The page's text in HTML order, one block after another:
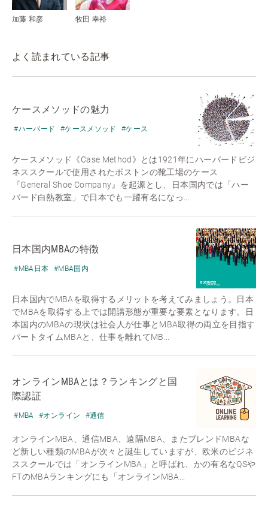
加藤 和彦 牧田 幸裕
よく読まれている記事
ケースメソッドの魅力
#ハーバード #ケースメソッド #ケース
ケースメソッド《Case Method》とは1921年にハーバードビジ
ネススクールで使用されたボストンの靴工場のケース
『General Shoe Company』を起源とし、日本国内では「ハー
バード白熱教室」で日本でも一躍有名になっ...
日本国内MBAの特徴
#MBA日本 #MBA国内
日本国内でMBAを取得するメリットを考えてみましょう。日本
でMBAを取得する上では開講形態が重要な要素となります。日
本国内のMBAの現状は社会人が仕事とMBA取得の両立を目指す
パートタイムMBAと、仕事を離れてMB...
オンラインMBAとは？ランキングと国
際認証
#MBA #オンライン #通信
オンラインMBA、通信MBA、遠隔MBA、またブレンドMBAな
ど新しい種類のMBAが次々と誕生していますが、欧米のビジネ
ススクールでは「オンラインMBA」と呼ばれ、かの有名なQSや
FTのMBAランキングにも「オンラインMBA...